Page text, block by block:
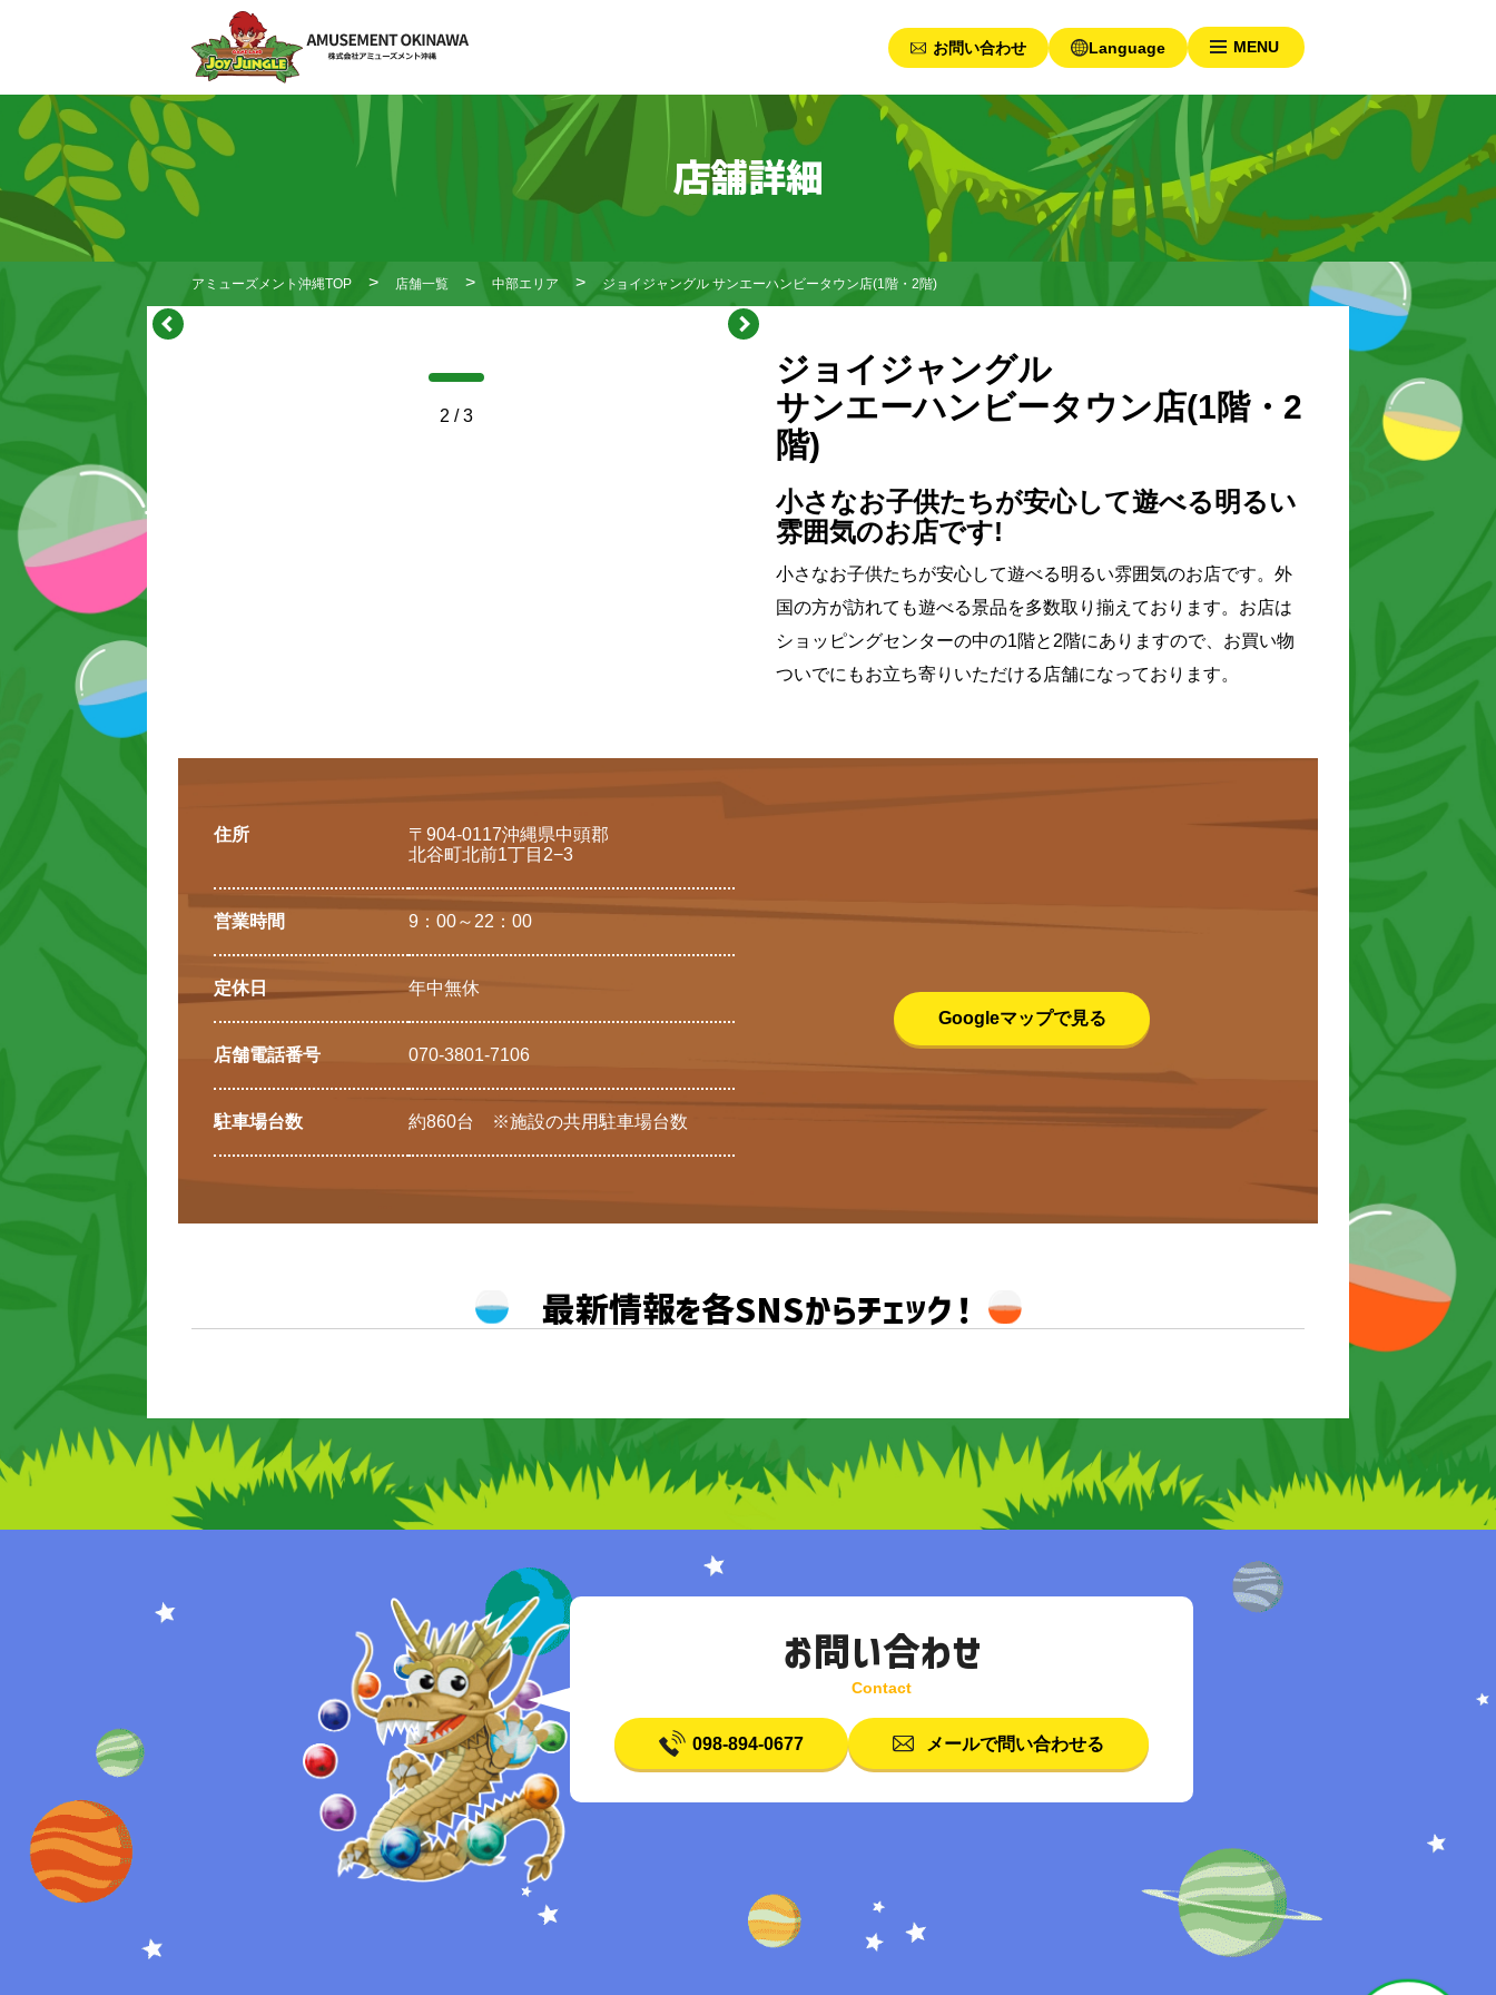
お問い合わせ Language
店舗詳細
アミューズメント沖縄TOP 店舗一覧 中部エリア ジョイジャングル サンエーハンビータウン店(1階・2階)
2 /3
ジョイジャングル
サンエーハンビータウン店(1階・2
階)
小さなお子供たちが安心して遊べる明るい
雰囲気のお店です!
小さなお子供たちが安心して遊べる明るい雰囲気のお店です。外
国の方が訪れても遊べる景品を多数取り揃えております。お店は
ショッピングセンターの中の1階と2階にありますので、お買い物
ついでにもお立ち寄りいただける店舗になっております。
住所
〒904-0117沖縄県中頭郡
北谷町北前1丁目2−3
営業時間 9：00～22：00
定休日 年中無休
店舗電話番号 070-3801-7106
駐車場台数 約860台 ※施設の共用駐車場台数
Googleマップで見る
最新情報を各SNSからチェック！
お問い合わせ
098-894-0677 メールで問い合わせる